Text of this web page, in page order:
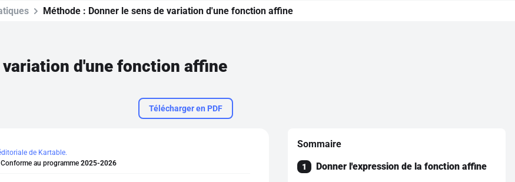
Méthode : Donner le sens de variation d'une fonction affine
variation d'une fonction affine
Télécharger en PDF
Sommaire
1 Donner l'expression de la fonction affine
de Kartable.
au programme 2025-2026